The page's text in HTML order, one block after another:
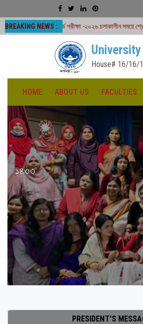
BREAKING NEWS :
পরীক্ষা -২০২৬ চলাকালীন সময়ে শ্রেণীকার্যক্রম বন্ধ
House# 16/16/
HOME ABOUT US FACULTIES
১৪৩৩
PRESIDENT'S